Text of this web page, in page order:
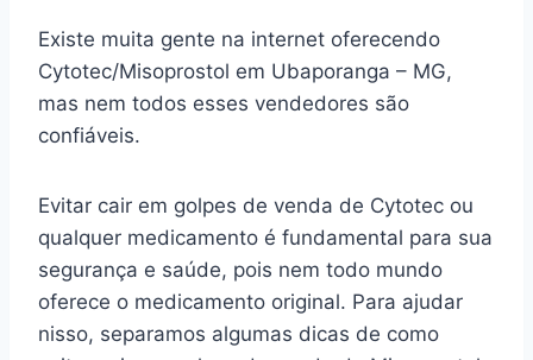
Existe muita gente na internet oferecendo
Cytotec/Misoprostol em Ubaporanga – MG,
mas nem todos esses vendedores são
confiáveis.
Evitar cair em golpes de venda de Cytotec ou
qualquer medicamento é fundamental para sua
segurança e saúde, pois nem todo mundo
oferece o medicamento original. Para ajudar
nisso, separamos algumas dicas de como